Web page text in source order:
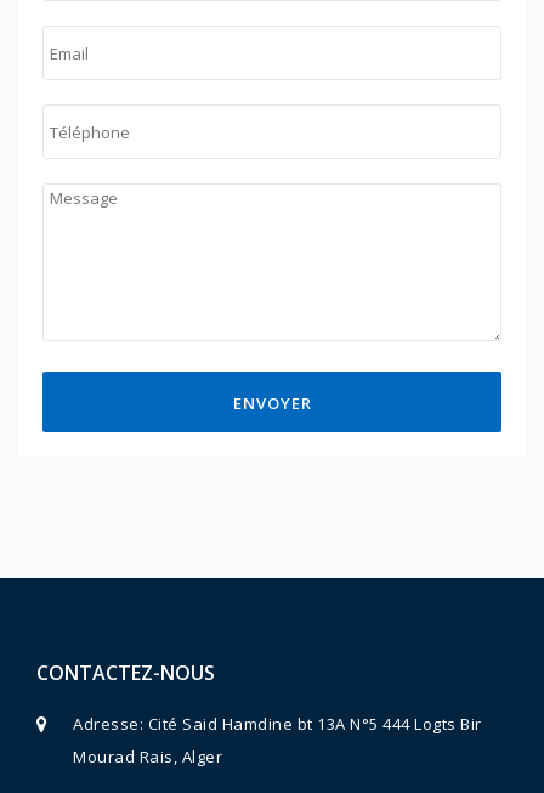
ENVOYER
CONTACTEZ-NOUS
Adresse: Cité Said Hamdine bt 13A N°5 444 Logts Bir
Mourad Rais, Alger